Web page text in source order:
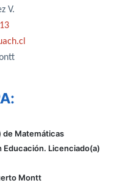
V.
de Matemáticas
Educación. Licenciado(a)
Montt